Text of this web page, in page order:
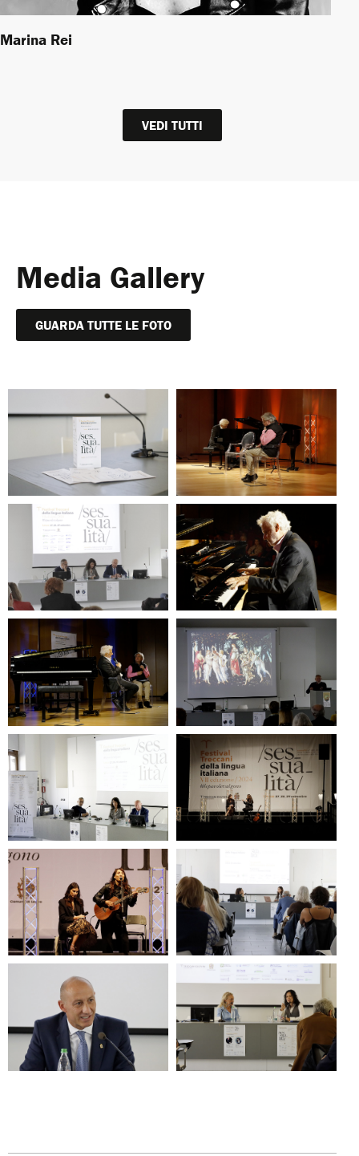
Marina Rei
VEDI TUTTI
Media Gallery
GUARDA TUTTE LE FOTO